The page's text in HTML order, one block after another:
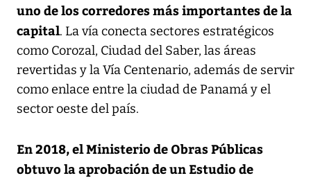
uno de los corredores más importantes de la
capital. La vía conecta sectores estratégicos
como Corozal, Ciudad del Saber, las áreas
revertidas y la Vía Centenario, además de servir
como enlace entre la ciudad de Panamá y el
sector oeste del país.
En 2018, el Ministerio de Obras Públicas
obtuvo la aprobación de un Estudio de